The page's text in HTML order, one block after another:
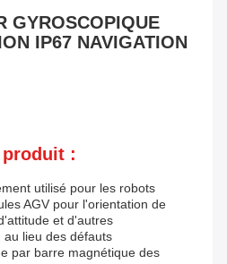
GYROSCOPIQUE
IP67 NAVIGATION
:
utilisé pour les robots
AGV pour l'orientation de
et d'autres
au lieu des défauts
par barre magnétique des